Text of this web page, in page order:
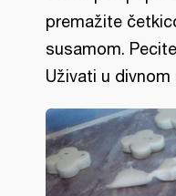
premažite
susamom.
Uživati u divnom